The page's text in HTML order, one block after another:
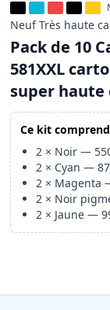
Neuf Très haute
Pack de 10
581XXL
super haute
Ce kit
2 × Noir —
2 × Cyan —
2 × Magenta
2 × Noir
2 × Jaune —